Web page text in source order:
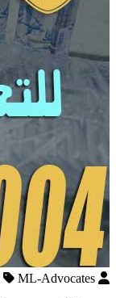
ML-Advocates